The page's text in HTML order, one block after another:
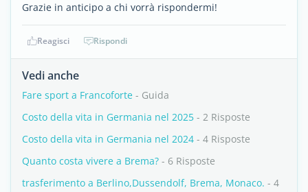
Grazie in anticipo a chi vorrà rispondermi!
Reagisci Rispondi
Vedi anche
Fare sport a Francoforte - Guida
Costo della vita in Germania nel 2025 - 2 Risposte
Costo della vita in Germania nel 2024 - 4 Risposte
Quanto costa vivere a Brema? - 6 Risposte
trasferimento a Berlino,Dussendolf, Brema, Monaco. - 4